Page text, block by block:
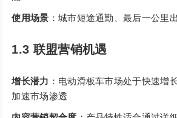
使用场景 ：城市短途通勤、最后一公里
1.3 联盟营销机遇
增长潜力 ：电动滑板车市场处于快速增
加速市场渗透